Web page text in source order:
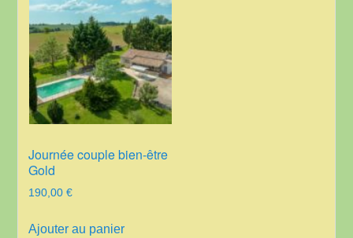
Journée couple bien-être
Gold
190,00 €
Ajouter au panier